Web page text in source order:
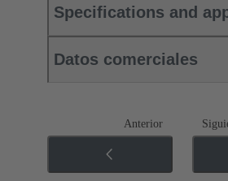
Specifications and
Datos comerciales
Anterior